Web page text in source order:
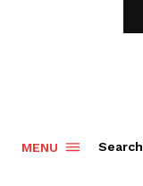
MENU Search